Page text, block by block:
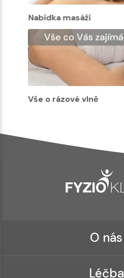
Nabídka masáží
Vše o rázové vlně
O nás
Léčba